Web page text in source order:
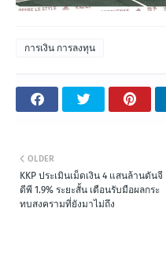
การเงิน การลงทุน
OLDER
KKP ประเมินเม็ดเงิน 4 แสนล้านดันจี
ดีพี 1.9% ระยะสั้น เตือนรับมือผลกระ
ทบสงครามที่ยังมาไม่ถึง